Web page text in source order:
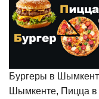
Бургеры в
Шымкенте, Пицца